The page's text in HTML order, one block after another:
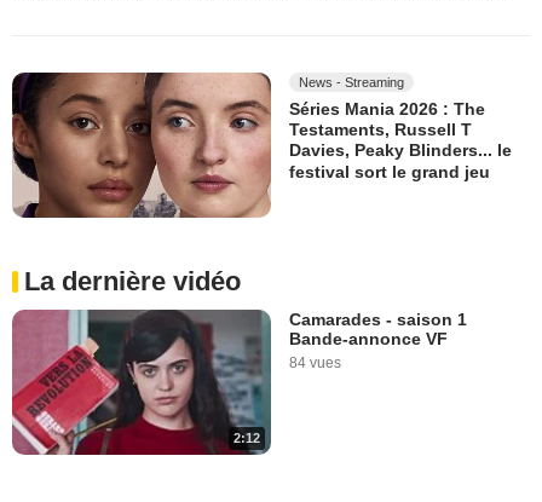
News - Streaming
Séries Mania 2026 : The
Testaments, Russell T
Davies, Peaky Blinders... le
festival sort le grand jeu
La dernière vidéo
2:12
Camarades - saison 1
Bande-annonce VF
84 vues